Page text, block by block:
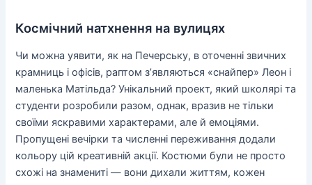
Космічний натхнення на вулицях
Чи можна уявити, як на Печерську, в оточенні звичних
крамниць і офісів, раптом з’являються «снайпер» Леон і
маленька Матільда? Унікальний проект, який школярі та
студенти розробили разом, однак, вразив не тільки
своїми яскравими характерами, але й емоціями.
Пропущені вечірки та численні переживання додали
кольору цій креативній акції. Костюми були не просто
схожі на знамениті — вони дихали життям, кожен